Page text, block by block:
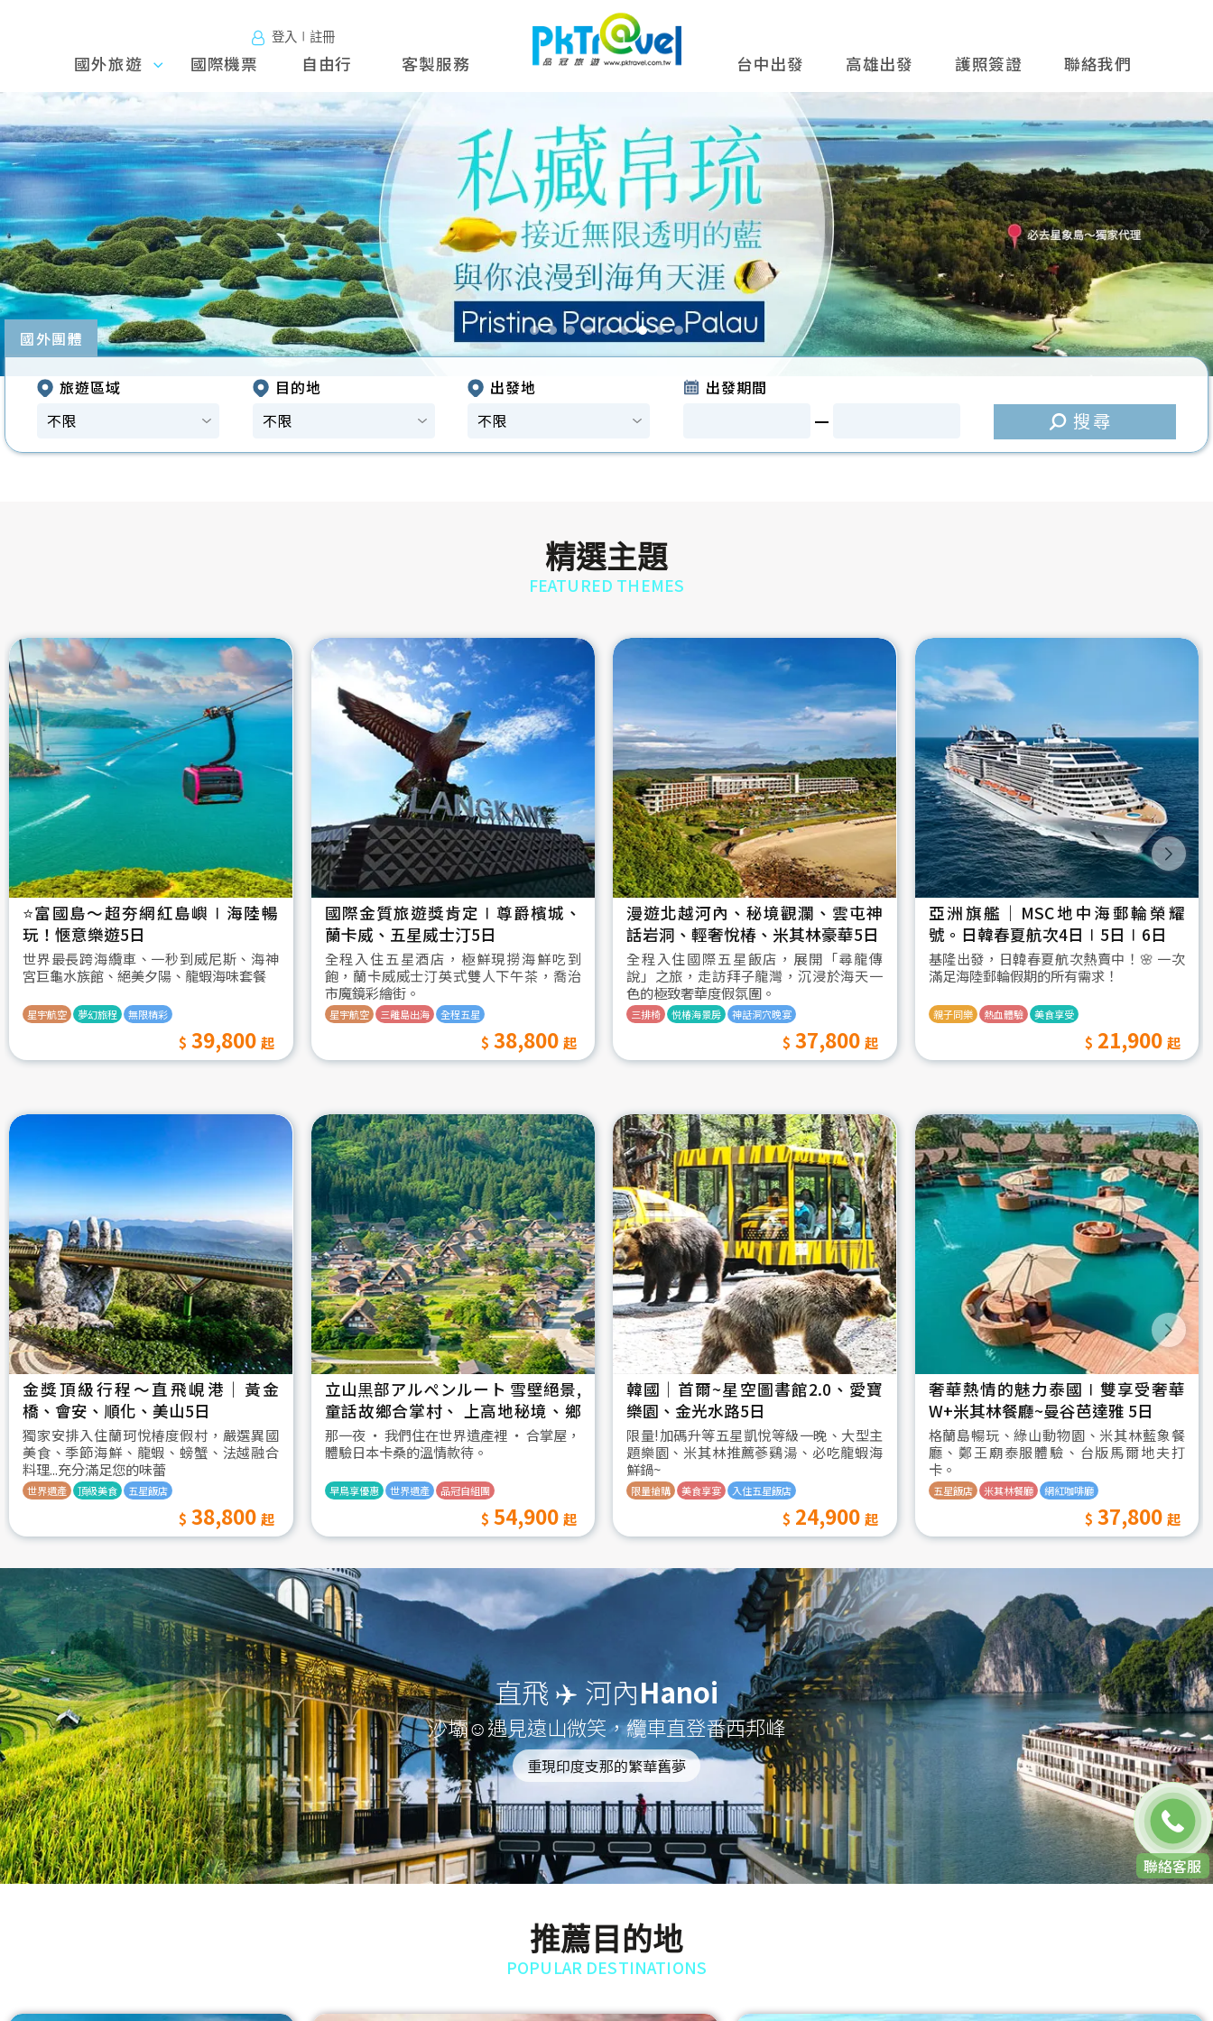
登入∣註冊
國外旅
遊
國外旅遊 國際機票 自由行 客製服務 台中出發 高雄出發 護照簽證 聯絡我們
往前 往後
國外團體
旅遊區域 目的地 出發地 出發期間
精選主題
FEATURED THEMES
⭐️富國島～超夯網紅島嶼∣海陸暢
玩！愜意樂遊5日
世界最長跨海纜車、一秒到威尼斯、海神
宮巨龜水族館、絕美夕陽、龍蝦海味套餐
星宇航空 夢幻旅程 無限精彩
39,800
國際金質旅遊獎肯定∣尊爵檳城、
蘭卡威、五星威士汀5日
全程入住五星酒店，極鮮現撈海鮮吃到
飽，蘭卡威威士汀英式雙人下午茶，喬治
市魔鏡彩繪街。
星宇航空 三離島出海 全程五星
38,800
漫遊北越河內、秘境觀瀾、雲屯神
話岩洞、輕奢悅椿、米其林豪華5日
全程入住國際五星飯店，展開「尋龍傳
說」之旅，走訪拜子龍灣，沉浸於海天一
色的極致奢華度假氛圍。
三排椅 悦椿海景房 神話洞穴晚宴
37,800
亞洲旗艦｜MSC地中海郵輪榮耀
號。日韓春夏航次4日∣5日∣6日
基隆出發，日韓春夏航次熱賣中！🌸 一次
滿足海陸郵輪假期的所有需求！
親子同樂 熱血體驗 美食享受
21,900
金獎頂級行程～直飛峴港｜黃金
橋、會安、順化、美山5日
獨家安排入住蘭珂悅椿度假村，嚴選異國
美食、季節海鮮、龍蝦、螃蟹、法越融合
料理...充分滿足您的味蕾
世界遺產 頂級美食 五星飯店
38,800
立山黒部アルペンルート 雪壁絕景,
童話故鄉合掌村、 上高地秘境、鄉
村古街町5日
那一夜 ‧ 我們住在世界遺產裡 ‧ 合掌屋，
體驗日本卡桑的溫情款待。
早鳥享優惠 世界遺產 品冠自組團
54,900
韓國│首爾~星空圖書館2.0、愛寶
樂園、金光水路5日
限量!加碼升等五星凱悅等級一晚、大型主
題樂園、米其林推薦蔘鷄湯、必吃龍蝦海
鮮鍋~
限量搶購 美食享宴 入住五星飯店
24,900
奢華熱情的魅力泰國∣雙享受奢華
W+米其林餐廳~曼谷芭達雅 5日
格蘭島暢玩、綠山動物園、米其林藍象餐
廳、鄭王廟泰服體驗、台版馬爾地夫打
卡。
五星飯店 米其林餐廳 網紅咖啡廳
37,800
直飛 ✈️ 河內Hanoi
沙壩☺遇見遠山微笑，纜車直登番西邦峰
重現印度支那的繁華舊夢
推薦目的地
POPULAR DESTINATIONS
聯絡客服
免費通話